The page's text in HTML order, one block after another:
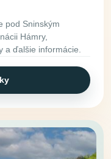
pod Sninským
Hámry,
a ďalšie informácie.